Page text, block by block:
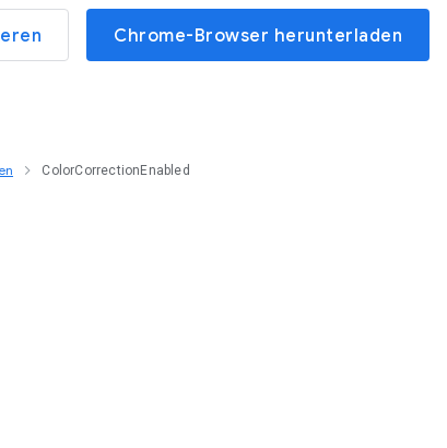
Chrome-Browser herunterladen
ColorCorrectionEnabled